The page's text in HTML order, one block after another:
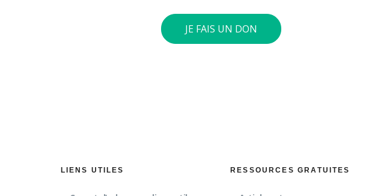
JE FAIS UN DON
LIENS UTILES RESSOURCES GRATUITES